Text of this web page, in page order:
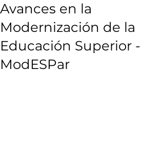
Avances en la
Modernización de la
Educación Superior -
ModESPar